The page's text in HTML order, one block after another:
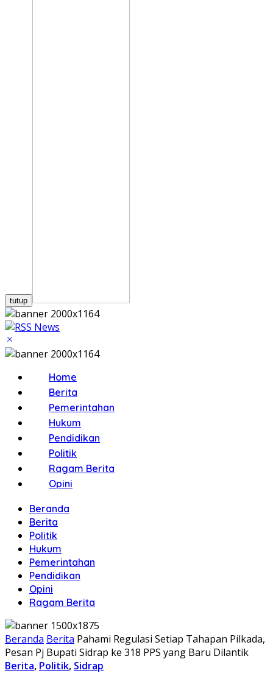
tutup
Home
Berita
Pemerintahan
Hukum
Pendidikan
Politik
Ragam Berita
Opini
Beranda
Berita
Politik
Hukum
Pemerintahan
Pendidikan
Opini
Ragam Berita
Beranda Berita Pahami Regulasi Setiap Tahapan Pilkada,
Pesan Pj Bupati Sidrap ke 318 PPS yang Baru Dilantik
Berita, Politik, Sidrap